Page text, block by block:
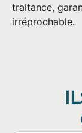
traitance,
irréprochable.